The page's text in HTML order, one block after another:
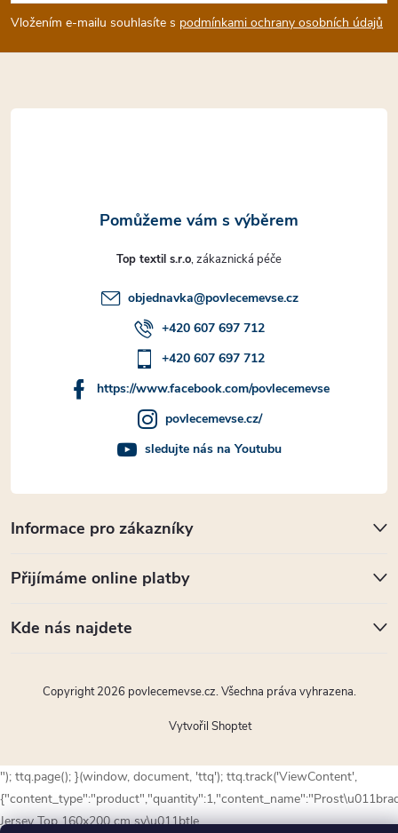
p
a
t
Vložením e-mailu souhlasíte s podmínkami ochrany osobních údajů
Informace pro zákazníky
Přijímáme online platby
Kde nás najdete
Top textil s.r.o
objednavka@povlecemevse.cz
+420 607 697 712
+420 607 697 712
https://www.facebook.com/povlecemevse
povlecemevse.cz/
sledujte nás na Youtubu
Vytvořil Shoptet
Copyright 2026 povlecemevse.cz. Všechna práva vyhrazena.
"); ttq.page(); }(window, document, 'ttq'); ttq.track('ViewContent',
Jersey Top 160x200 cm sv\u011btle